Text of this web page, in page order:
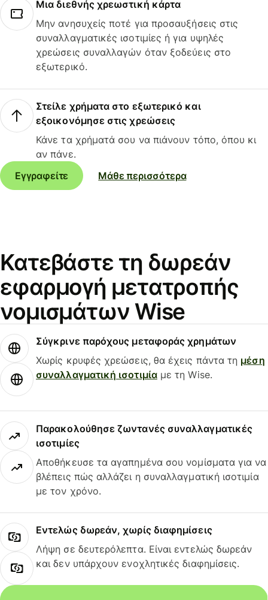
Μια διεθνής χρεωστική κάρτα
Μην ανησυχείς ποτέ για προσαυξήσεις στις
συναλλαγματικές ισοτιμίες ή για υψηλές
χρεώσεις συναλλαγών όταν ξοδεύεις στο
εξωτερικό.
Στείλε χρήματα στο εξωτερικό και
εξοικονόμησε στις χρεώσεις
Κάνε τα χρήματά σου να πιάνουν τόπο, όπου κι
αν πάνε.
Εγγραφείτε
Μάθε περισσότερα
Κατεβάστε τη δωρεάν
εφαρμογή μετατροπής
νομισμάτων Wise
Σύγκρινε παρόχους μεταφοράς χρημάτων
Χωρίς κρυφές χρεώσεις, θα έχεις πάντα τη μέση
συναλλαγματική ισοτιμίαμε τη Wise.
Παρακολούθησε ζωντανές συναλλαγματικές
ισοτιμίες
Αποθήκευσε τα αγαπημένα σου νομίσματα για να
βλέπεις πώς αλλάζει η συναλλαγματική ισοτιμία
με τον χρόνο.
Εντελώς δωρεάν, χωρίς διαφημίσεις
Λήψη σε δευτερόλεπτα. Είναι εντελώς δωρεάν
και δεν υπάρχουν ενοχλητικές διαφημίσεις.